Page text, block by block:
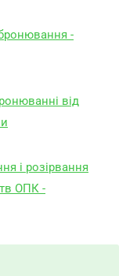
-
від
і розірвання
ОПК -